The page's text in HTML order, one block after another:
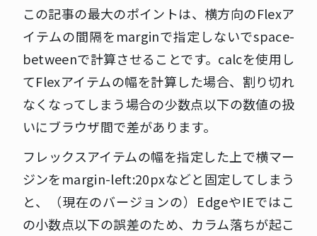
この記事の最大のポイントは、横方向のFlexア
イテムの間隔をmarginで指定しないでspace-
betweenで計算させることです。calcを使用し
てFlexアイテムの幅を計算した場合、割り切れ
なくなってしまう場合の少数点以下の数値の扱
いにブラウザ間で差があります。
フレックスアイテムの幅を指定した上で横マー
ジンをmargin-left:20pxなどと固定してしまう
と、（現在のバージョンの）EdgeやIEではこ
の小数点以下の誤差のため、カラム落ちが起こ